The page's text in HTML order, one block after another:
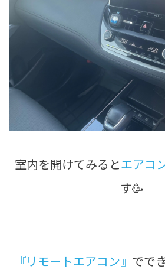
室内を開けてみるとエアコ
す🥳
『リモートエアコン』 でで